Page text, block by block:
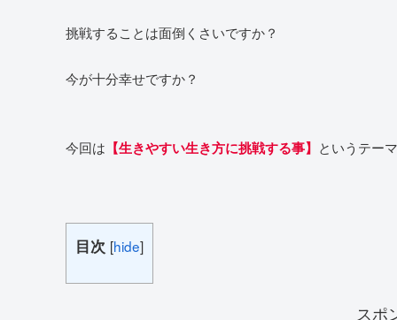
挑戦することは面倒くさいですか？
今が十分幸せですか？
今回は 【生きやすい生き方に挑戦する事】 というテー
目次 [hide]
スポ